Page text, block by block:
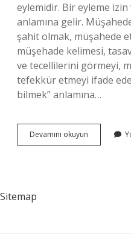
eylemidir. Bir eyleme
anlamına gelir.
şahit olmak, müşahede
müşehade kelimesi,
ve tecellilerini görmeyi,
tefekkür etmeyi ifade
bilmek” anlamına…
Devamını okuyun Müsaade
Altinda
Sitemap